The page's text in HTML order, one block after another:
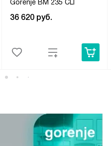
Gorenje BM 235 CLI
36 620 руб.